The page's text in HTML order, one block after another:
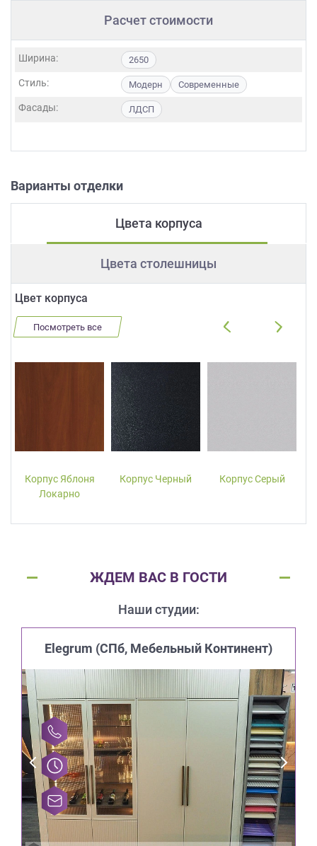
Расчет стоимости
Ширина: 2650
Стиль: Модерн Современные
Фасады: ЛДСП
Варианты отделки
Цвета корпуса
Цвета столешницы
Цвет корпуса
Посмотреть все
Корпус Яблоня
Локарно
Корпус Черный Корпус Серый
ЖДЕМ ВАС В ГОСТИ
Наши студии:
Elegrum (CПб, Мебельный Континент)